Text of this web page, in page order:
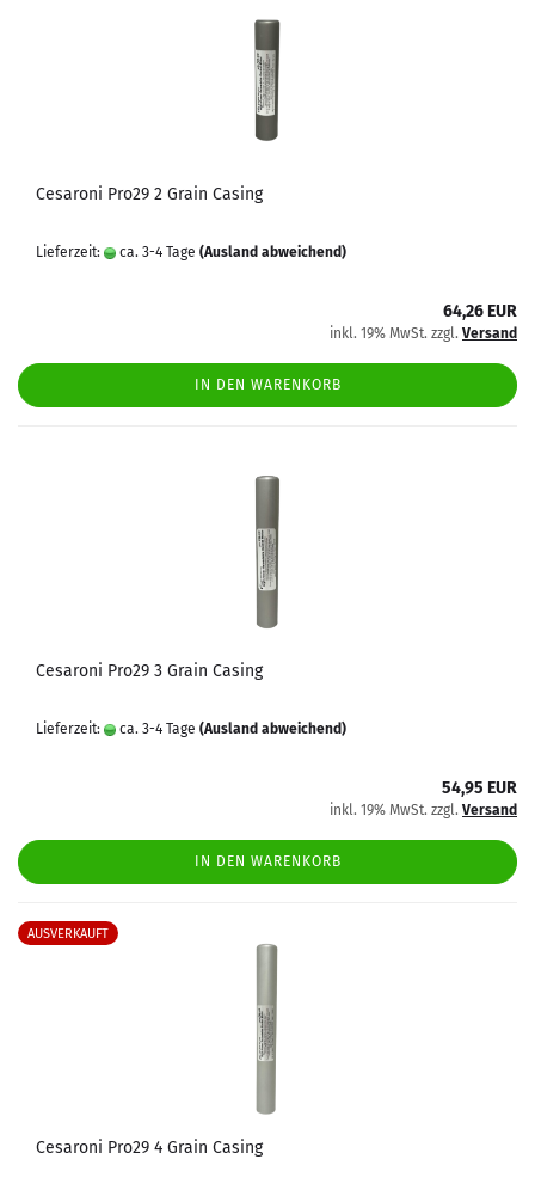
Cesaroni Pro29 2 Grain Casing
Lieferzeit: ca. 3-4 Tage (Ausland abweichend)
64,26 EUR
inkl. 19% MwSt. zzgl. Versand
IN DEN WARENKORB
Cesaroni Pro29 3 Grain Casing
Lieferzeit: ca. 3-4 Tage (Ausland abweichend)
54,95 EUR
inkl. 19% MwSt. zzgl. Versand
IN DEN WARENKORB
AUSVERKAUFT
Cesaroni Pro29 4 Grain Casing